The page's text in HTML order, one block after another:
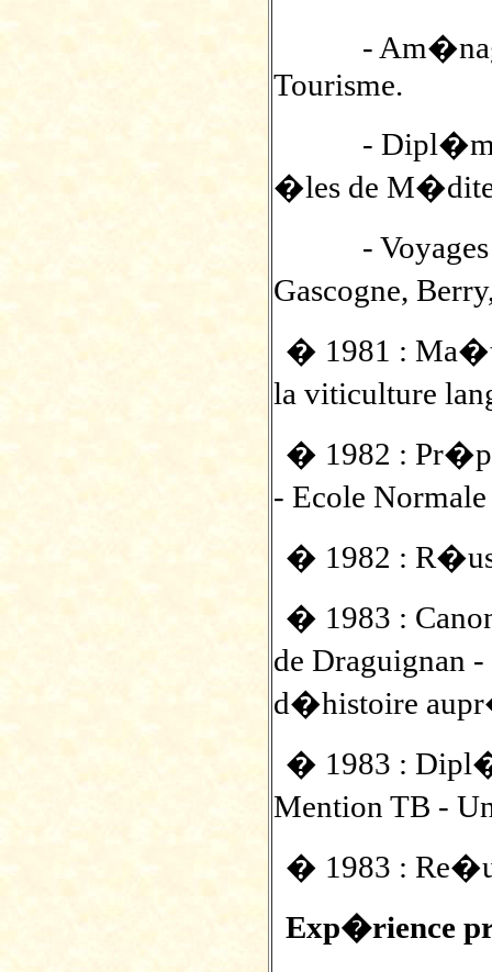
-
Tourisme.
- Dipl�me
�les de
- Voyages
Gascogne,
� 1981 :
la viticulture
� 1982 :
- Ecole
� 1982 :
� 1983 :
de Draguignan
d�histoire
� 1983 :
Mention TB -
� 1983 :
Exp�rience